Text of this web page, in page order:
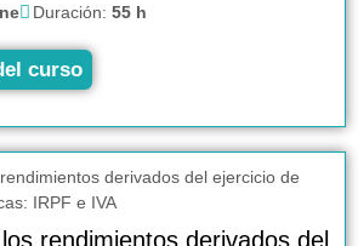
Duración: 55 h
curso
rendimientos derivados del